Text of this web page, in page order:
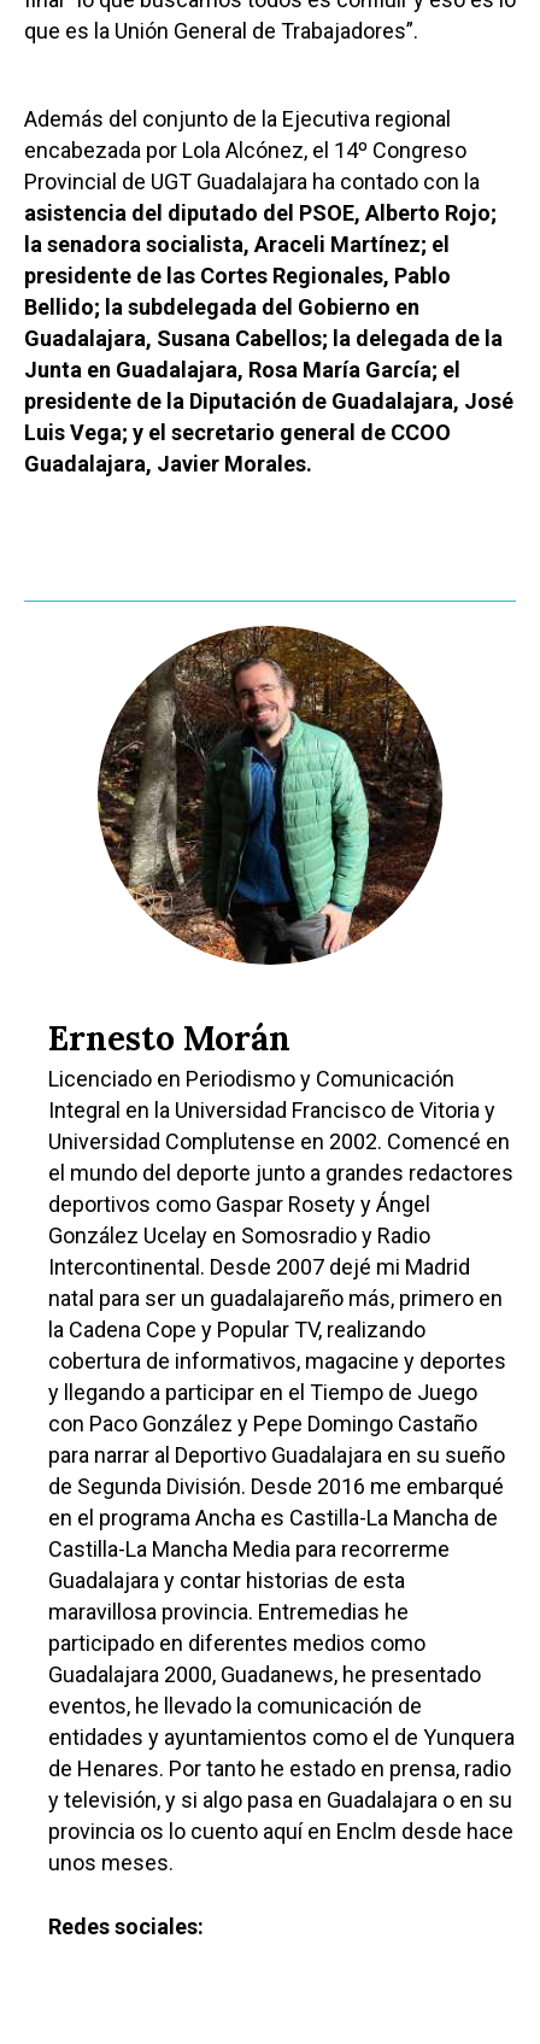
que es la Unión General de Trabajadores”.
Además del conjunto de la Ejecutiva regional
encabezada por Lola Alcónez, el 14º Congreso
Provincial de UGT Guadalajara ha contado con la
asistencia del diputado del PSOE, Alberto Rojo;
la senadora socialista, Araceli Martínez; el
presidente de las Cortes Regionales, Pablo
Bellido; la subdelegada del Gobierno en
Guadalajara, Susana Cabellos; la delegada de la
Junta en Guadalajara, Rosa María García; el
presidente de la Diputación de Guadalajara, José
Luis Vega; y el secretario general de CCOO
Guadalajara, Javier Morales.
Ernesto Morán
Licenciado en Periodismo y Comunicación
Integral en la Universidad Francisco de Vitoria y
Universidad Complutense en 2002. Comencé en
el mundo del deporte junto a grandes redactores
deportivos como Gaspar Rosety y Ángel
González Ucelay en Somosradio y Radio
Intercontinental. Desde 2007 dejé mi Madrid
natal para ser un guadalajareño más, primero en
la Cadena Cope y Popular TV, realizando
cobertura de informativos, magacine y deportes
y llegando a participar en el Tiempo de Juego
con Paco González y Pepe Domingo Castaño
para narrar al Deportivo Guadalajara en su sueño
de Segunda División. Desde 2016 me embarqué
en el programa Ancha es Castilla-La Mancha de
Castilla-La Mancha Media para recorrerme
Guadalajara y contar historias de esta
maravillosa provincia. Entremedias he
participado en diferentes medios como
Guadalajara 2000, Guadanews, he presentado
eventos, he llevado la comunicación de
entidades y ayuntamientos como el de Yunquera
de Henares. Por tanto he estado en prensa, radio
y televisión, y si algo pasa en Guadalajara o en su
provincia os lo cuento aquí en Enclm desde hace
unos meses.
Redes sociales: